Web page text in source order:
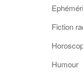
Fiction
Humour